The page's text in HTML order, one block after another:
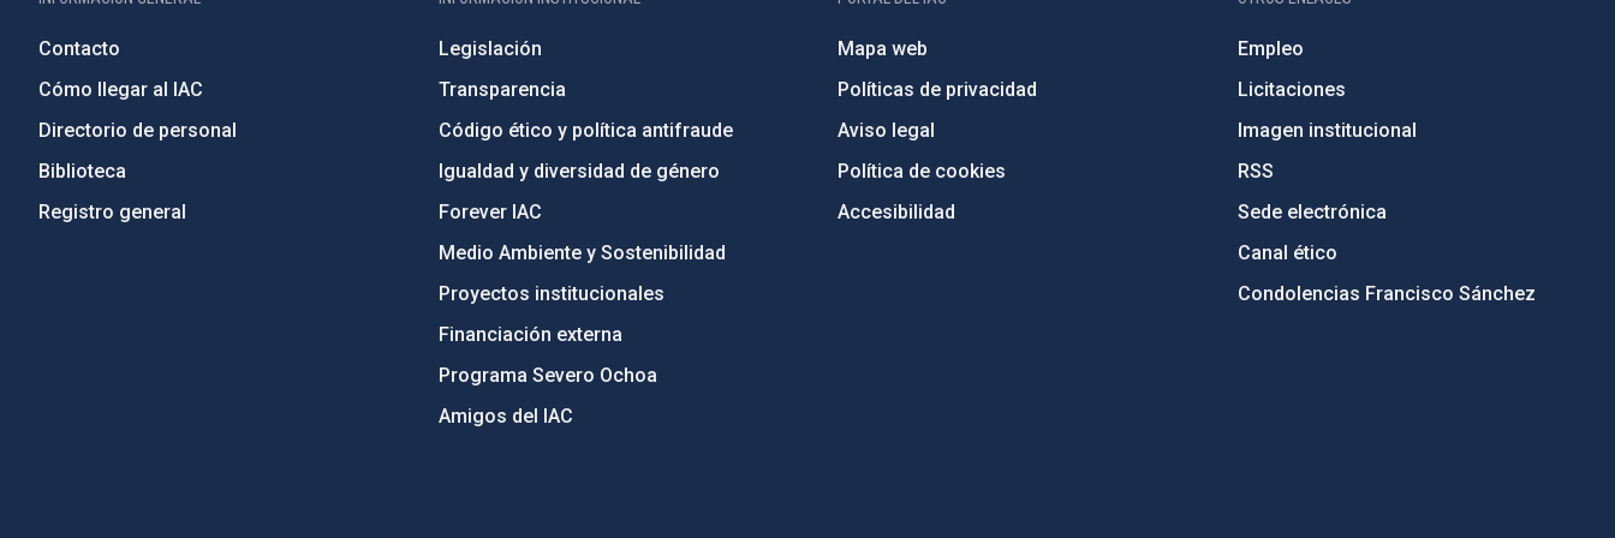
Contacto
Cómo llegar al IAC
Directorio de personal
Biblioteca
Registro general
Legislación
Transparencia
Código ético y política antifraude
Igualdad y diversidad de género
Forever IAC
Medio Ambiente y Sostenibilidad
Proyectos institucionales
Financiación externa
Programa Severo Ochoa
Amigos del IAC
Mapa web
Políticas de privacidad
Aviso legal
Política de cookies
Accesibilidad
Empleo
Licitaciones
Imagen institucional
RSS
Sede electrónica
Canal ético
Condolencias Francisco Sánchez